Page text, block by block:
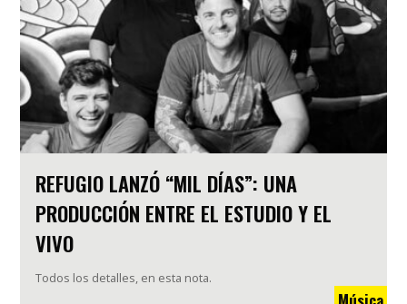
REFUGIO LANZÓ “MIL DÍAS”: UNA
PRODUCCIÓN ENTRE EL ESTUDIO Y EL
VIVO
Todos los detalles, en esta nota.